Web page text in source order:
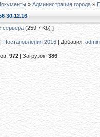
»Администрация города»
30.12.16
сервера(259.7 Kb) ]
:Постановления 2016 |Добавил:admin
:972 |Загрузок: 386